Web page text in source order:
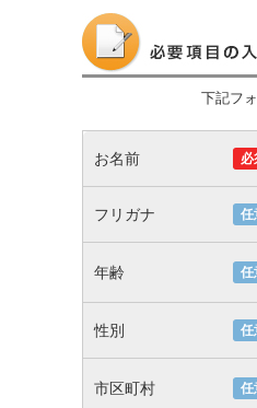
下記フ
お名前 必
フリガナ 任
年齢 任
性別 任
市区町村 任